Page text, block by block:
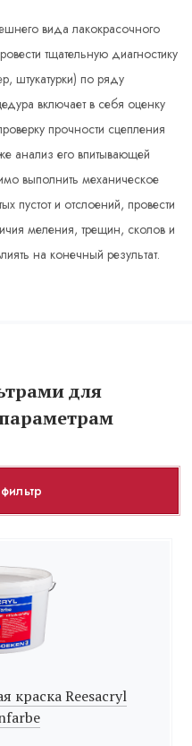
вида лакокрасочного
тщательную диагностику
штукатурки) по ряду
включает в себя оценку
прочности сцепления
анализ его впитывающей
выполнить механическое
пустот и отслоений, провести
меления, трещин, сколов и
на конечный результат.
для
краска Reesacryl